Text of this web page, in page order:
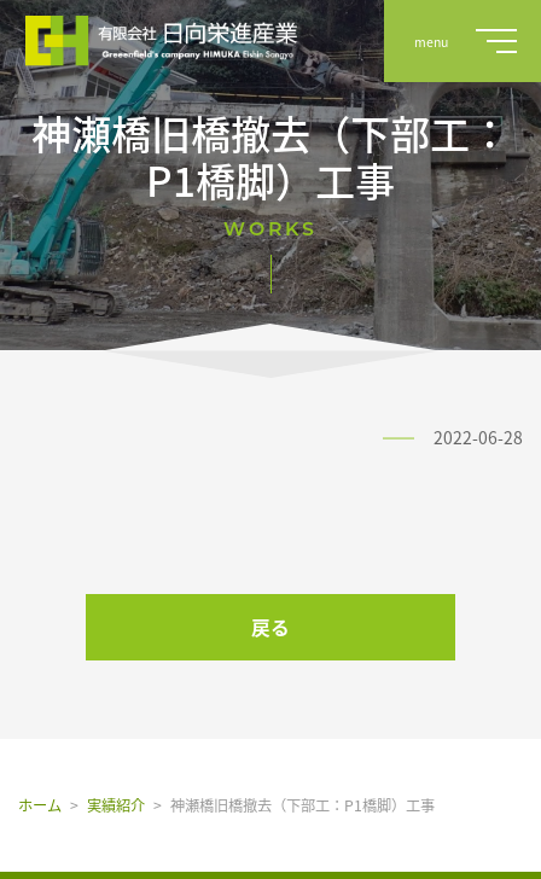
menu
事業案内
実績
アクセス
神瀬橋旧橋撤去（下部工：
P1橋脚）工事
WORKS
2022-06-28
戻る
ホーム 実績紹介 神瀬橋旧橋撤去（下部工：P1橋脚）工事